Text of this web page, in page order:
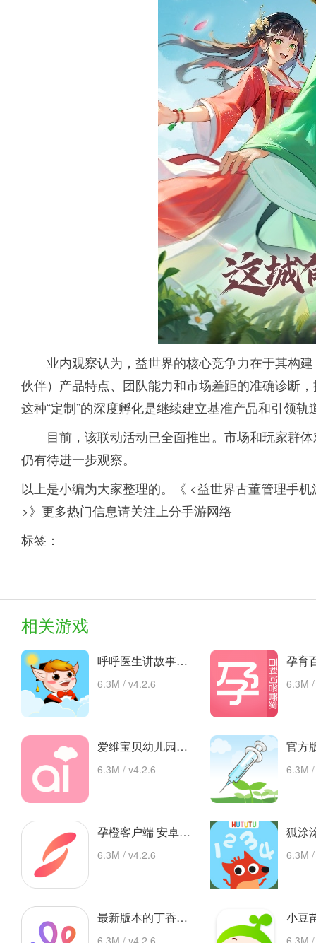
业内观察认为，益世界的核心竞争力在于其构
伙伴）产品特点、团队能力和市场差距的准确诊断
这种“定制”的深度孵化是继续建立基准产品和引领轨
目前，该联动活动已全面推出。市场和玩家群
仍有待进一步观察。
以上是小编为大家整理的。《 <益世界古董管理手
>》更多热门信息请关注上分手游网络
标签：
相关游戏
呼呼医生讲故事手机版的故事 安卓下载
6.3M / v4.2.6 6.3M
爱维宝贝幼儿园管理平台 app下载
6.3M / v4.2.6 6.3M
孕橙客户端 安卓下载
6.3M / v4.2.6 6.3M
最新版本的丁香妈妈app 安卓版
6.3M / v4.2.6 6.3M